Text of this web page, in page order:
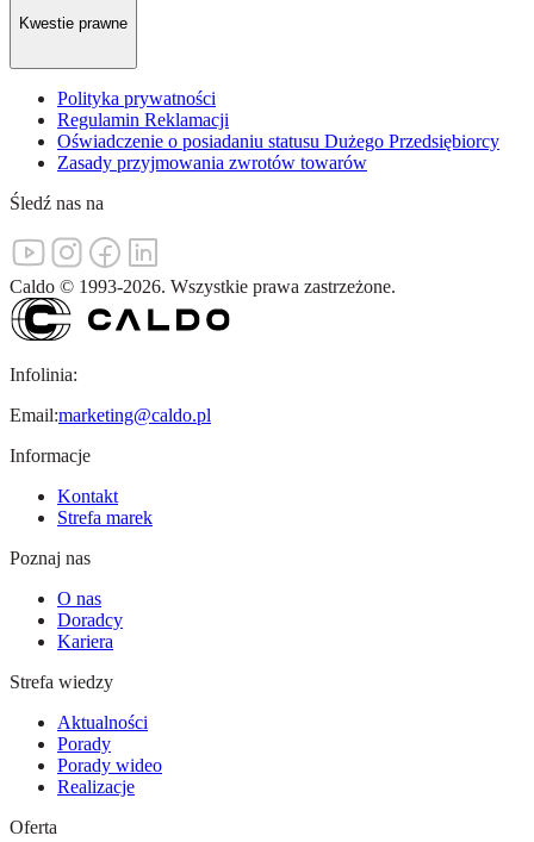
Kwestie prawne
Polityka prywatności
Regulamin Reklamacji
Oświadczenie o posiadaniu statusu Dużego Przedsiębiorcy
Zasady przyjmowania zwrotów towarów
Śledź nas na
Caldo © 1993-2026. Wszystkie prawa zastrzeżone.
Infolinia:
Email:marketing@caldo.pl
Informacje
Kontakt
Strefa marek
Poznaj nas
O nas
Doradcy
Kariera
Strefa wiedzy
Aktualności
Porady
Porady wideo
Realizacje
Oferta